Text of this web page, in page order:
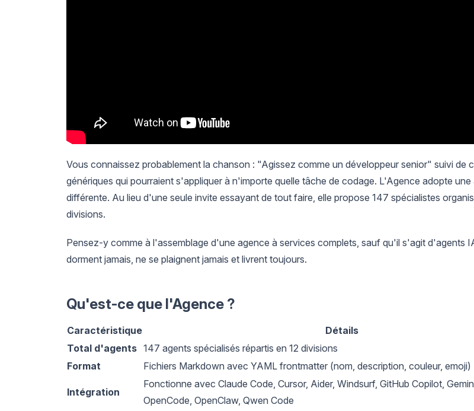
Vous connaissez probablement la chanson : "Agissez comme un développeur senior" suivi de
génériques qui pourraient s'appliquer à n'importe quelle tâche de codage. L'Agence adopte une
différente. Au lieu d'une seule invite essayant de tout faire, elle propose 147 spécialistes
divisions.
Pensez-y comme à l'assemblage d'une agence à services complets, sauf qu'il s'agit d'agents
dorment jamais, ne se plaignent jamais et livrent toujours.
Qu'est-ce que l'Agence ?
Caractéristique
Détails
Total d'agents 147 agents spécialisés répartis en 12 divisions
Format
Fichiers Markdown avec YAML frontmatter (nom, description, couleur, emoji)
Intégration
Fonctionne avec Claude Code, Cursor, Aider, Windsurf, GitHub Copilot,
OpenCode, OpenClaw, Qwen Code